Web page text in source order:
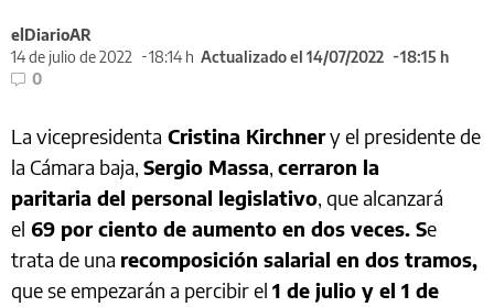
elDiarioAR
14 de julio de 2022
18:14 h Actualizado el 14/07/2022
18:15 h
0
La vicepresidenta Cristina Kirchnery el presidente de
la Cámara baja, Sergio Massa, cerraron la
paritaria del personal legislativo, que alcanzará
el 69 por ciento de aumento en dos veces. Se
trata de una recomposición salarial en dos tramos,
que se empezarán a percibir el 1 de julio y el 1 de